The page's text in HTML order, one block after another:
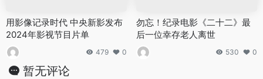
用影像记录时代 中央新影发布
2024年影视节目片单
479 0
勿忘！纪录电影《二十二》最
后一位幸存老人离世
530 0
暂无评论